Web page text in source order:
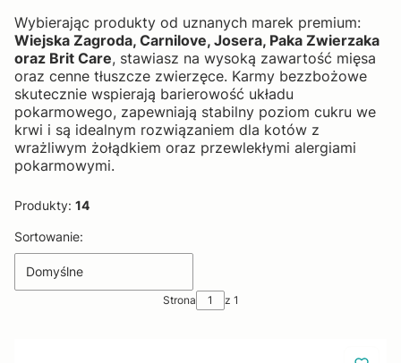
Wybierając produkty od uznanych marek premium:
Wiejska Zagroda, Carnilove, Josera, Paka Zwierzaka
oraz Brit Care, stawiasz na wysoką zawartość mięsa
oraz cenne tłuszcze zwierzęce. Karmy bezzbożowe
skutecznie wspierają barierowość układu
pokarmowego, zapewniają stabilny poziom cukru we
krwi i są idealnym rozwiązaniem dla kotów z
wrażliwym żołądkiem oraz przewlekłymi alergiami
pokarmowymi.
Produkty: 14
Lista produktów
Sortowanie:
Domyślne
Strona z 1